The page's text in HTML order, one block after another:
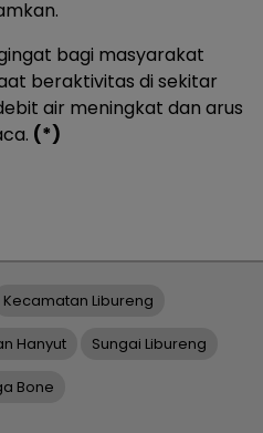
bagi masyarakat
beraktivitas di sekitar
air meningkat dan arus
(*)
Kecamatan Libureng
Hanyut Sungai Libureng
Bone